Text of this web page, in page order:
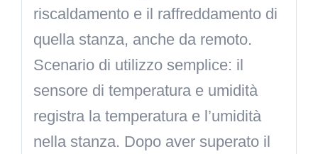
riscaldamento e il raffreddamento di
quella stanza, anche da remoto.
Scenario di utilizzo semplice: il
sensore di temperatura e umidità
registra la temperatura e l’umidità
nella stanza. Dopo aver superato il